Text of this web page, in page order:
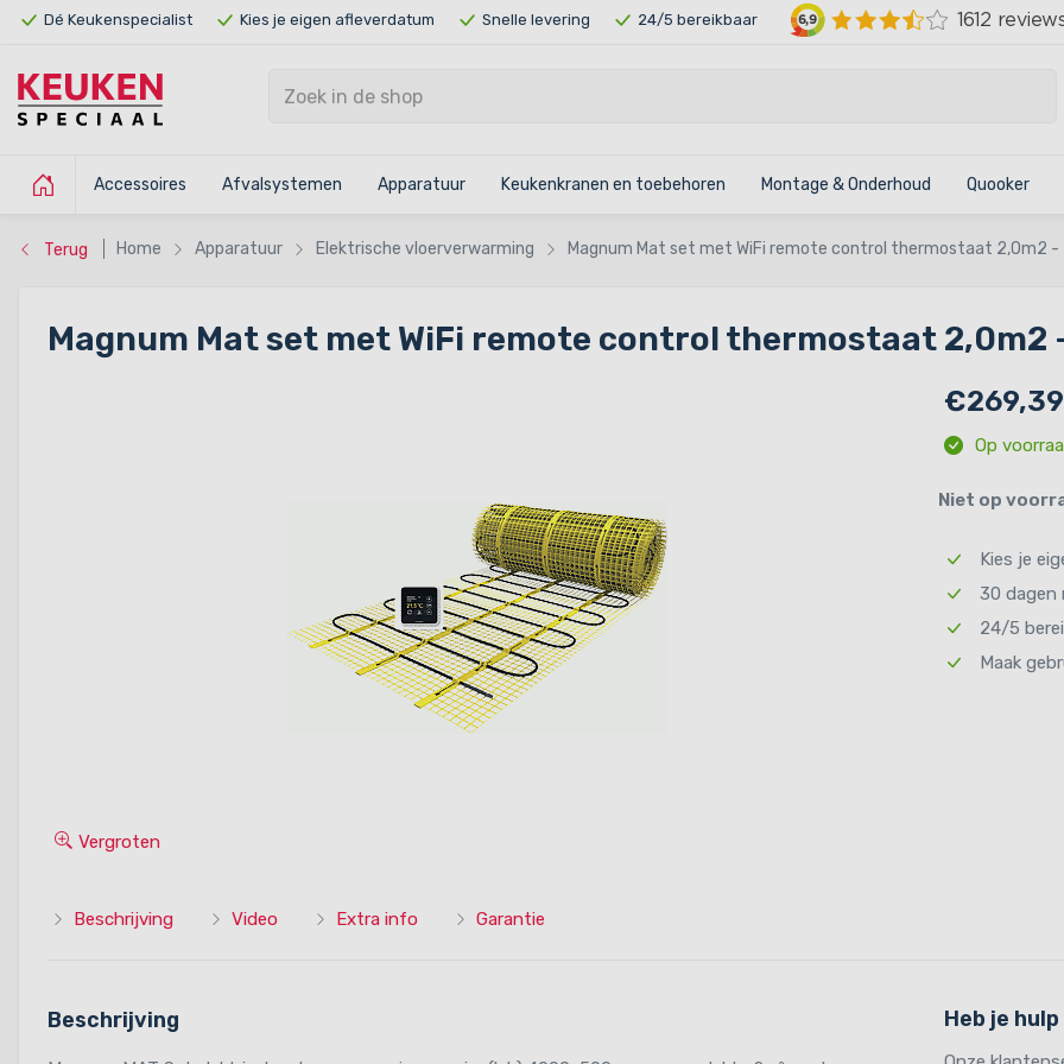
Dé Keukenspecialist Kies je eigen afleverdatum Snelle levering 24/5 bereikbaar
Accessoires Afvalsystemen Apparatuur Keukenkranen en toebehoren Montage & Onderhoud Quooker
Terug Home Apparatuur Elektrische vloerverwarming Magnum Mat set met WiFi remote control thermostaat 2,0m2
Magnum Mat set met WiFi remote control thermostaat
Vergroten
€269,39
Op
Niet op
MAGNUM
REMOTE
WATT
Kies je
30 dagen
24/5
Maak
Beschrijving Video Extra info Garantie
Beschrijving Heb je